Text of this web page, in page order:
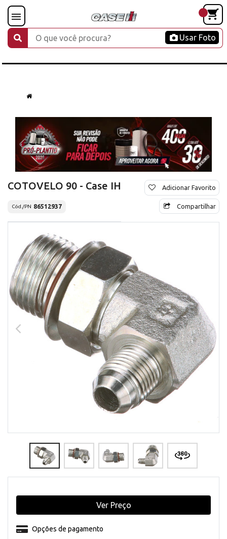
Usar Foto
COTOVELO 90 - Case IH
Cód./PN 86512937
Adicionar Favorito
Compartilhar
Opções de pagamento
Ver Preço